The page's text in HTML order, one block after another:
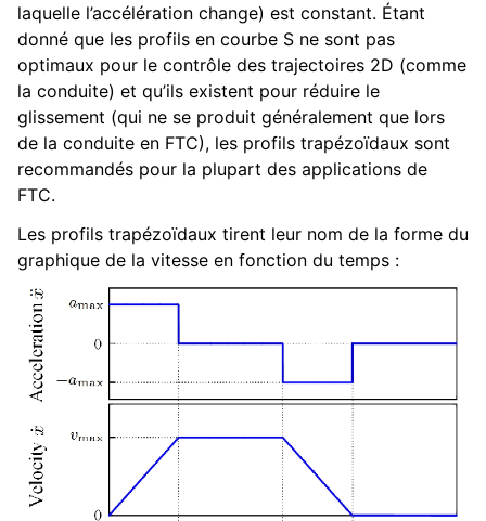
laquelle l’accélération change) est constant. Étant
donné que les profils en courbe S ne sont pas
optimaux pour le contrôle des trajectoires 2D (comme
la conduite) et qu’ils existent pour réduire le
glissement (qui ne se produit généralement que lors
de la conduite en FTC), les profils trapézoïdaux sont
recommandés pour la plupart des applications de
FTC.
Les profils trapézoïdaux tirent leur nom de la forme du
graphique de la vitesse en fonction du temps :